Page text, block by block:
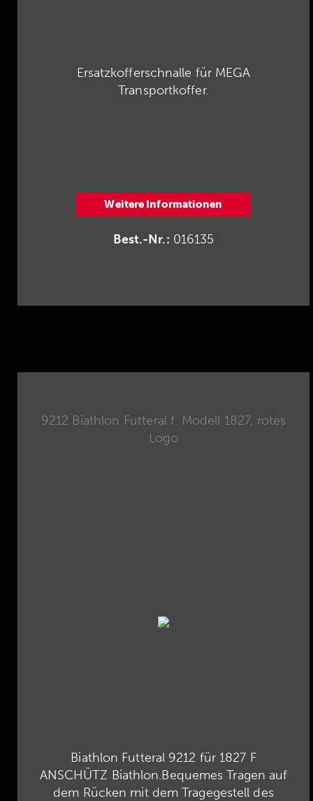
Ersatzkofferschnalle für MEGA
Transportkoffer.
Weitere Informationen
Best.-Nr.: 016135
9212 Biathlon Futteral f. Modell 1827, rotes
Logo
Biathlon Futteral 9212 für 1827 F
ANSCHÜTZ Biathlon.Bequemes Tragen auf
dem Rücken mit dem Tragegestell des